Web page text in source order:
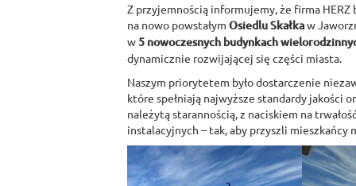
Z przyjemnością informujemy, że firma
na nowo powstałym Osiedlu Skałkaw
w5 nowoczesnych budynkach
dynamicznie rozwijającej się części miasta.
Naszym priorytetem było dostarczenie
które spełniają najwyższe standardy jakości
należytą starannością, z naciskiem na
instalacyjnych – tak, aby przyszli